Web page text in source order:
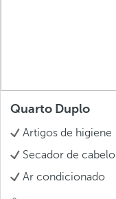
Quarto Duplo
Artigos de higiene
Secador de cabelo
Ar condicionado